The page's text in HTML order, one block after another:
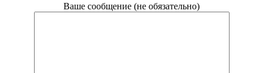
Ваше сообщение (не обязательно)